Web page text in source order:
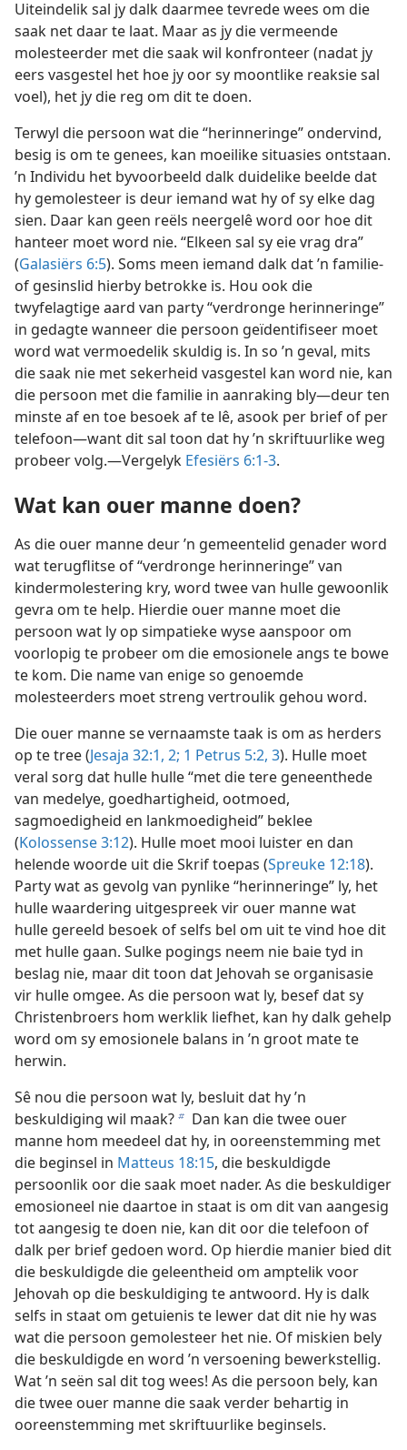
Uiteindelik sal jy dalk daarmee tevrede wees om die
saak net daar te laat. Maar as jy die vermeende
molesteerder met die saak wil konfronteer (nadat jy
eers vasgestel het hoe jy oor sy moontlike reaksie sal
voel), het jy die reg om dit te doen.
Terwyl die persoon wat die “herinneringe” ondervind,
besig is om te genees, kan moeilike situasies ontstaan.
’n Individu het byvoorbeeld dalk duidelike beelde dat
hy gemolesteer is deur iemand wat hy of sy elke dag
sien. Daar kan geen reëls neergelê word oor hoe dit
hanteer moet word nie. “Elkeen sal sy eie vrag dra”
(Galasiërs 6:5). Soms meen iemand dalk dat ’n familie-
of gesinslid hierby betrokke is. Hou ook die
twyfelagtige aard van party “verdronge herinneringe”
in gedagte wanneer die persoon geïdentifiseer moet
word wat vermoedelik skuldig is. In so ’n geval, mits
die saak nie met sekerheid vasgestel kan word nie, kan
die persoon met die familie in aanraking bly—deur ten
minste af en toe besoek af te lê, asook per brief of per
telefoon—want dit sal toon dat hy ’n skriftuurlike weg
probeer volg.—Vergelyk Efesiërs 6:1-3.
Wat kan ouer manne doen?
As die ouer manne deur ’n gemeentelid genader word
wat terugflitse of “verdronge herinneringe” van
kindermolestering kry, word twee van hulle gewoonlik
gevra om te help. Hierdie ouer manne moet die
persoon wat ly op simpatieke wyse aanspoor om
voorlopig te probeer om die emosionele angs te bowe
te kom. Die name van enige so genoemde
molesteerders moet streng vertroulik gehou word.
Die ouer manne se vernaamste taak is om as herders
op te tree (Jesaja 32:1, 2; 1 Petrus 5:2, 3). Hulle moet
veral sorg dat hulle hulle “met die tere geneenthede
van medelye, goedhartigheid, ootmoed,
sagmoedigheid en lankmoedigheid” beklee
(Kolossense 3:12). Hulle moet mooi luister en dan
helende woorde uit die Skrif toepas (Spreuke 12:18).
Party wat as gevolg van pynlike “herinneringe” ly, het
hulle waardering uitgespreek vir ouer manne wat
hulle gereeld besoek of selfs bel om uit te vind hoe dit
met hulle gaan. Sulke pogings neem nie baie tyd in
beslag nie, maar dit toon dat Jehovah se organisasie
vir hulle omgee. As die persoon wat ly, besef dat sy
Christenbroers hom werklik liefhet, kan hy dalk gehelp
word om sy emosionele balans in ’n groot mate te
herwin.
Sê nou die persoon wat ly, besluit dat hy ’n
beskuldiging wil maak?b Dan kan die twee ouer
manne hom meedeel dat hy, in ooreenstemming met
die beginsel in Matteus 18:15, die beskuldigde
persoonlik oor die saak moet nader. As die beskuldiger
emosioneel nie daartoe in staat is om dit van aangesig
tot aangesig te doen nie, kan dit oor die telefoon of
dalk per brief gedoen word. Op hierdie manier bied dit
die beskuldigde die geleentheid om amptelik voor
Jehovah op die beskuldiging te antwoord. Hy is dalk
selfs in staat om getuienis te lewer dat dit nie hy was
wat die persoon gemolesteer het nie. Of miskien bely
die beskuldigde en word ’n versoening bewerkstellig.
Wat ’n seën sal dit tog wees! As die persoon bely, kan
die twee ouer manne die saak verder behartig in
ooreenstemming met skriftuurlike beginsels.